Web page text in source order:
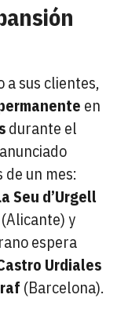
a sus clientes,
en
durante el
de un mes:
Seu d’Urgell
(Alicante) y
espera
Urdiales
(Barcelona).